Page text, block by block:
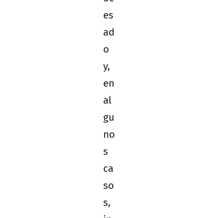
es
ad
o
y,
en
al
gu
no
s
ca
so
s,